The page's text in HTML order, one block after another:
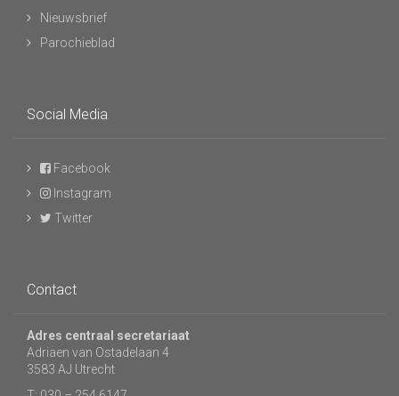
Nieuwsbrief
Parochieblad
Social Media
Facebook
Instagram
Twitter
Contact
Adres centraal secretariaat
Adriaen van Ostadelaan 4
3583 AJ Utrecht